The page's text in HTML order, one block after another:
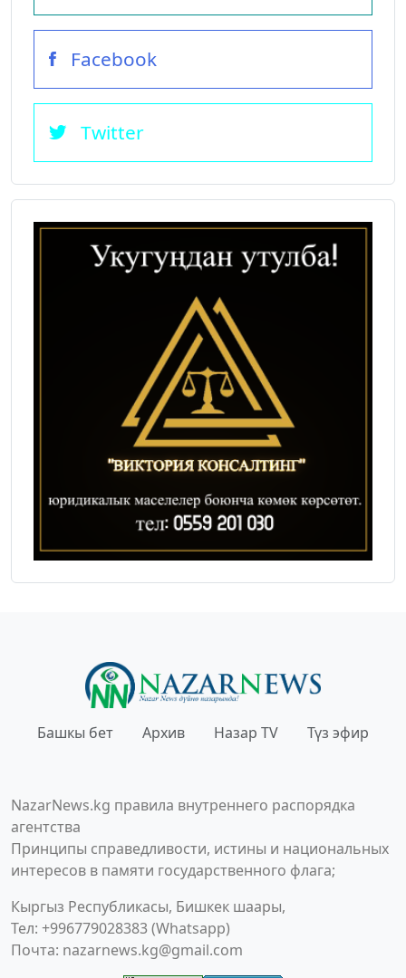
Facebook
Twitter
Башкы бет Архив Назар TV Түз эфир
NazarNews.kg правила внутреннего распорядка
агентства
Принципы справедливости, истины и национальных
интересов в памяти государственного флага;
Кыргыз Республикасы, Бишкек шаары,
Тел: +996779028383 (Whatsapp)
Почта: nazarnews.kg@gmail.com